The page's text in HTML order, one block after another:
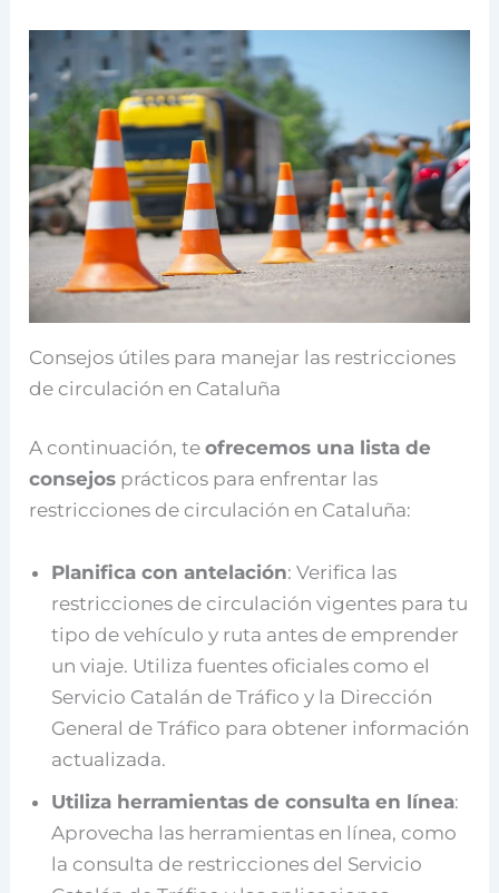
Consejos útiles para manejar las restricciones
de circulación en Cataluña
A continuación, teofrecemos una lista de
consejos prácticos para enfrentar las
restricciones de circulación en Cataluña:
Planifica con antelación: Verifica las
restricciones de circulación vigentes para tu
tipo de vehículo y ruta antes de emprender
un viaje. Utiliza fuentes oficiales como el
Servicio Catalán de Tráfico y la Dirección
General de Tráfico para obtener información
actualizada.
Utiliza herramientas de consulta en línea:
Aprovecha las herramientas en línea, como
la consulta de restricciones del Servicio